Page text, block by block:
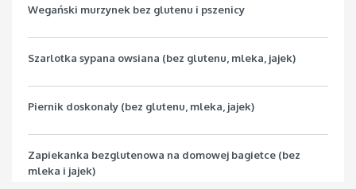
Wegański murzynek bez glutenu i pszenicy
Szarlotka sypana owsiana (bez glutenu, mleka, jajek)
Piernik doskonały (bez glutenu, mleka, jajek)
Zapiekanka bezglutenowa na domowej bagietce (bez
mleka i jajek)